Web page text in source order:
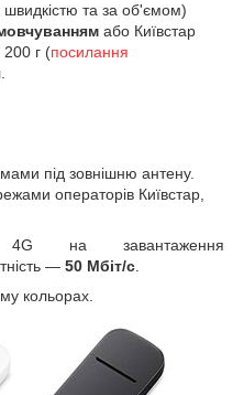
та за об'ємом)
або Київстар
200 г (посилання
під зовнішню антену.
операторів Київстар,
4G на завантаження
— 50 Мбіт/с
кольорах.